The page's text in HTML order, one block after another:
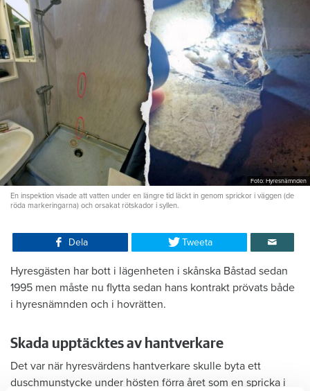
Foto: Hyresnämnden
En inspektion visade att vatten under en längre tid läckt in genom sprickor i väggen (de
röda markeringarna) och orsakat rötskador i syllen.
Dela Tweeta
Hyresgästen har bott i lägenheten i skånska Båstad sedan
1995 men måste nu flytta sedan hans kontrakt prövats både
i hyresnämnden och i hovrätten.
Skada upptäcktes av hantverkare
Det var när hyresvärdens hantverkare skulle byta ett
duschmunstycke under hösten förra året som en spricka i